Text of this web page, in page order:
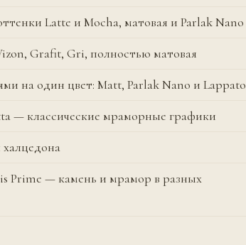
Latte и Mocha, матовая и Parlak Nano
Grafit, Gri, полностью матовая
на один цвет: Matt, Parlak Nano и Lappato
— классические мраморные графики
Prime — камень и мрамор в разных